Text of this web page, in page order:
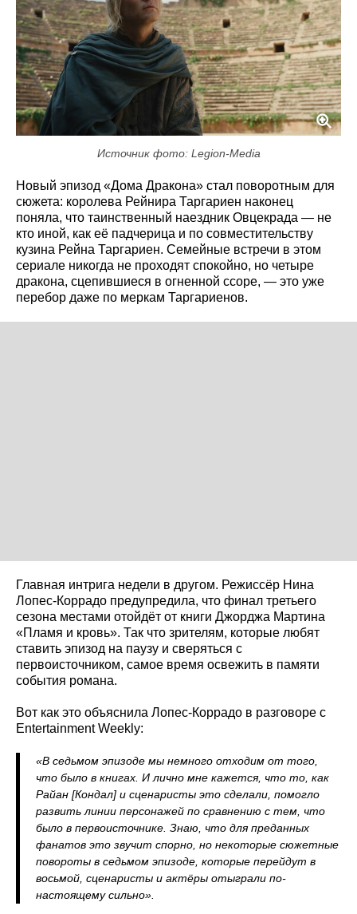
Источник фото: Legion-Media
Новый эпизод «Дома Дракона» стал поворотным для
сюжета: королева Рейнира Таргариен наконец
поняла, что таинственный наездник Овцекрада — не
кто иной, как её падчерица и по совместительству
кузина Рейна Таргариен. Семейные встречи в этом
сериале никогда не проходят спокойно, но четыре
дракона, сцепившиеся в огненной ссоре, — это уже
перебор даже по меркам Таргариенов.
Главная интрига недели в другом. Режиссёр Нина
Лопес-Коррадо предупредила, что финал третьего
сезона местами отойдёт от книги Джорджа Мартина
«Пламя и кровь». Так что зрителям, которые любят
ставить эпизод на паузу и сверяться с
первоисточником, самое время освежить в памяти
события романа.
Вот как это объяснила Лопес-Коррадо в разговоре с
Entertainment Weekly:
«В седьмом эпизоде мы немного отходим от того,
что было в книгах. И лично мне кажется, что то, как
Райан [Кондал] и сценаристы это сделали, помогло
развить линии персонажей по сравнению с тем, что
было в первоисточнике. Знаю, что для преданных
фанатов это звучит спорно, но некоторые сюжетные
повороты в седьмом эпизоде, которые перейдут в
восьмой, сценаристы и актёры отыграли по-
настоящему сильно».